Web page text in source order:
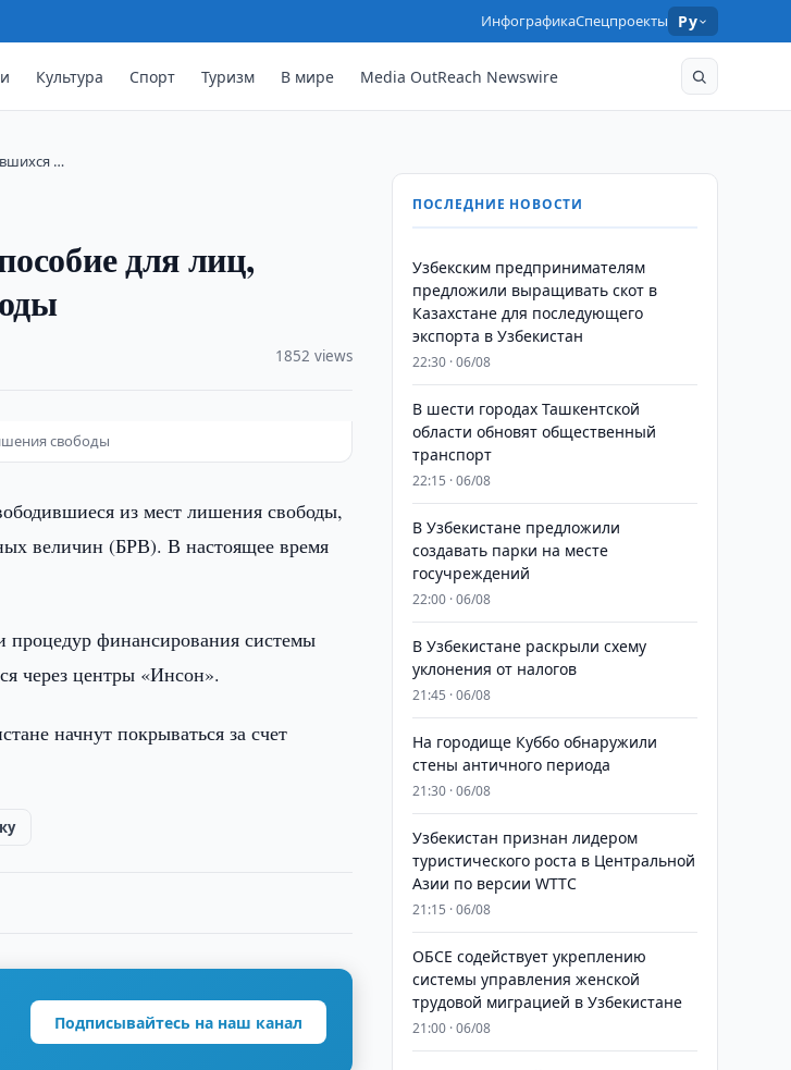
ИнфографикаСпецпроекты Ру
Культура Спорт Туризм В мире Media OutReach Newswire
…
для лиц,
1852 views
свободы
из мест лишения свободы,
величин (БРВ). В настоящее время
процедур финансирования системы
через центры «Инсон».
начнут покрываться за счет
Подписывайтесь на наш канал
ПОСЛЕДНИЕ НОВОСТИ
Узбекским предпринимателям
предложили выращивать скот в
Казахстане для последующего
экспорта в Узбекистан
22:30 · 06/08
В шести городах Ташкентской
области обновят общественный
транспорт
22:15 · 06/08
В Узбекистане предложили
создавать парки на месте
госучреждений
22:00 · 06/08
В Узбекистане раскрыли схему
уклонения от налогов
21:45 · 06/08
На городище Куббо обнаружили
стены античного периода
21:30 · 06/08
Узбекистан признан лидером
туристического роста в Центральной
Азии по версии WTTC
21:15 · 06/08
ОБСЕ содействует укреплению
системы управления женской
трудовой миграцией в Узбекистане
21:00 · 06/08